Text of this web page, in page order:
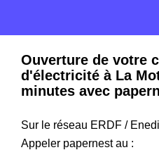
Ouverture de votre
d'électricité à La
minutes avec
Sur le réseau ERDF /
Appeler papernest au :